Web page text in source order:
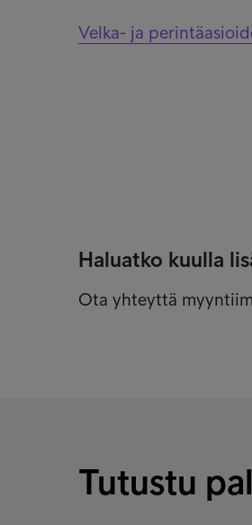
Velka- ja
Haluatko kuulla
Ota yhteyttä
Tutustu